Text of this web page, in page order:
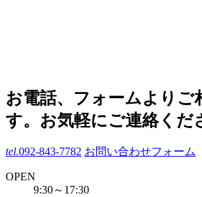
お電話、フォームよりご
す。お気軽にご連絡くだ
tel.092-843-7782 お問い合わせフォーム
OPEN
9:30～17:30